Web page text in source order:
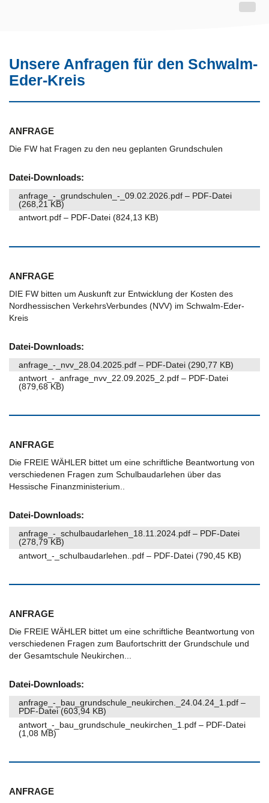
Unsere Anfragen für den Schwalm-
Eder-Kreis
ANFRAGE
Die FW hat Fragen zu den neu geplanten Grundschulen
Datei-Downloads:
anfrage_-_grundschulen_-_09.02.2026.pdf – PDF-Datei
(268,21 KB)
antwort.pdf – PDF-Datei (824,13 KB)
ANFRAGE
DIE FW bitten um Auskunft zur Entwicklung der Kosten des
Nordhessischen VerkehrsVerbundes (NVV) im Schwalm-Eder-
Kreis
Datei-Downloads:
anfrage_-_nvv_28.04.2025.pdf – PDF-Datei (290,77 KB)
antwort_-_anfrage_nvv_22.09.2025_2.pdf – PDF-Datei
(879,68 KB)
ANFRAGE
Die FREIE WÄHLER bittet um eine schriftliche Beantwortung von
verschiedenen Fragen zum Schulbaudarlehen über das
Hessische Finanzministerium..
Datei-Downloads:
anfrage_-_schulbaudarlehen_18.11.2024.pdf – PDF-Datei
(278,79 KB)
antwort_-_schulbaudarlehen..pdf – PDF-Datei (790,45 KB)
ANFRAGE
Die FREIE WÄHLER bittet um eine schriftliche Beantwortung von
verschiedenen Fragen zum Baufortschritt der Grundschule und
der Gesamtschule Neukirchen...
Datei-Downloads:
anfrage_-_bau_grundschule_neukirchen._24.04.24_1.pdf –
PDF-Datei (603,94 KB)
antwort_-_bau_grundschule_neukirchen_1.pdf – PDF-Datei
(1,08 MB)
ANFRAGE